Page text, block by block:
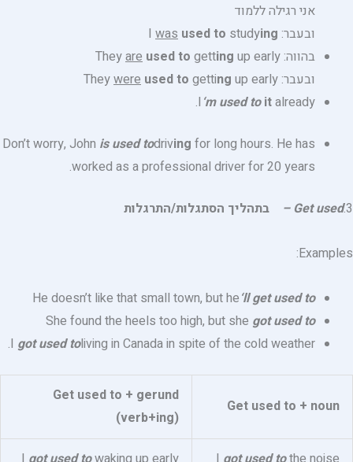
אני רגילה ללמוד
ובעבר: I
was used to studying
בהווה: They
are used to getting up early
ובעבר: They
were used to getting up early
I ‘m used to italready.
Don’t worry, John is used todriving for long hours. He has
worked as a professional driver for 20 years.
3.
Get used
– בתהליך הסתגלות/התרגלות
Examples:
He doesn’t like that small town, but he‘ll get used to
She found the heels too high, but she got used to
I got used toliving in Canada in spite of the cold weather.
Get used to + noun
Get used to + gerund
(verb+ing)